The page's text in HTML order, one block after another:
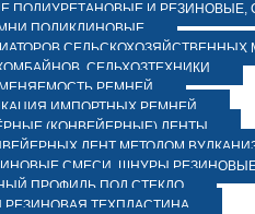
ПОЛИУРЕТАНОВЫЕ И РЕЗИНОВЫЕ,
ПОЛИКЛИНОВЫЕ
СЕЛЬСКОХОЗЯЙСТВЕННЫХ
СЕЛЬХОЗТЕХНИКИ
РЕМНЕЙ
ИМПОРТНЫХ РЕМНЕЙ
(КОНВЕЙЕРНЫЕ) ЛЕНТЫ
ЛЕНТ МЕТОДОМ
СМЕСИ, ШНУРЫ
ПРОФИЛЬ ПОД СТЕКЛО
ТЕХПЛАСТИНА